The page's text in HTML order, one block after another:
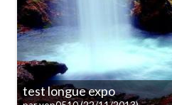
test longue expo